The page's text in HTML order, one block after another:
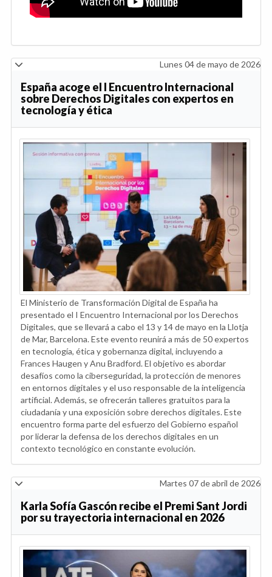
Lunes 04 de mayo de 2026
España acoge el I Encuentro Internacional
sobre Derechos Digitales con expertos en
tecnología y ética
El Ministerio de Transformación Digital de España ha
presentado el I Encuentro Internacional por los Derechos
Digitales, que se llevará a cabo el 13 y 14 de mayo en la Llotja
de Mar, Barcelona. Este evento reunirá a más de 50 expertos
en tecnología, ética y gobernanza digital, incluyendo a
Frances Haugen y Anu Bradford. El objetivo es abordar
desafíos como la ciberseguridad, la protección de menores
en entornos digitales y el uso responsable de la inteligencia
artificial. Además, se ofrecerán talleres gratuitos para la
ciudadanía y una exposición sobre derechos digitales. Este
encuentro forma parte del esfuerzo del Gobierno español
por liderar la defensa de los derechos digitales en un
contexto tecnológico en constante evolución.
Martes 07 de abril de 2026
Karla Sofía Gascón recibe el Premi Sant Jordi
por su trayectoria internacional en 2026